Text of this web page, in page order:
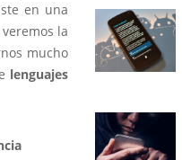
en una
la
mucho
lenguajes